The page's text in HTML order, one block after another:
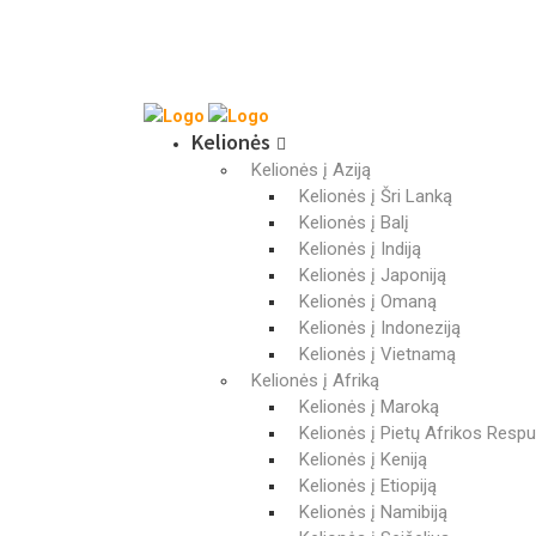
Kelionės
Kelionės į Aziją
Kelionės į Šri Lanką
Kelionės į Balį
Kelionės į Indiją
Kelionės į Japoniją
Kelionės į Omaną
Kelionės į Indoneziją
Kelionės į Vietnamą
Kelionės į Afriką
Kelionės į Maroką
Kelionės į Pietų Afrikos
Kelionės į Keniją
Kelionės į Etiopiją
Kelionės į Namibiją